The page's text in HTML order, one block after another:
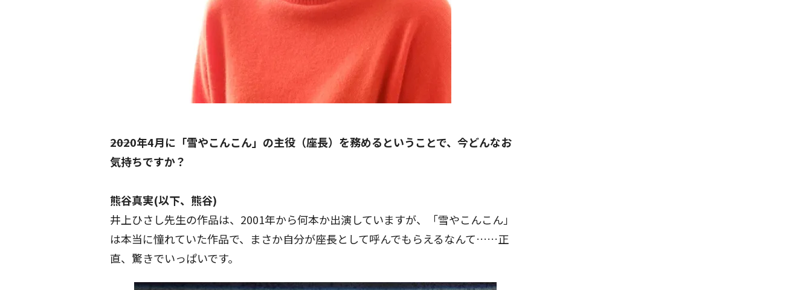
――2020年4月に「雪やこんこん」の主役（座長）を務めるということで、今どんなお
気持ちですか？
熊谷真実(以下、熊谷)
井上ひさし先生の作品は、2001年から何本か出演していますが、「雪やこんこん」
は本当に憧れていた作品で、まさか自分が座長として呼んでもらえるなんて……正
直、驚きでいっぱいです。